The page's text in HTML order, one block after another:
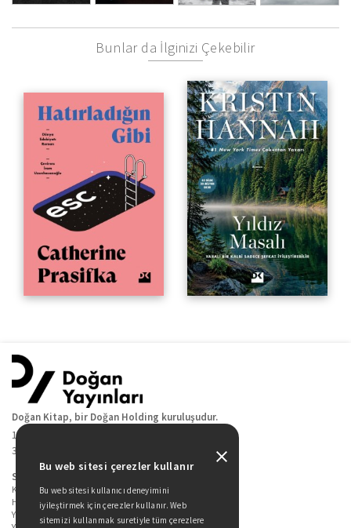
Bunlar da İlginizi Çekebilir
Doğan Kitap, bir Doğan Holding kuruluşudur.
19 Mayıs Cad. Golden Plaza No:1 Kat:10
34360 / Şişli / İstanbul
Sitede Yer Alan Sayfalar
Kitaplarımız
Hakkımızda
Yazarlarımız
Bu web sitesi çerezler kullanır
Bu web sitesi kullanıcı deneyimini
iyileştirmek için çerezler kullanır. Web
sitemizi kullanmak suretiyle tüm çerezlere